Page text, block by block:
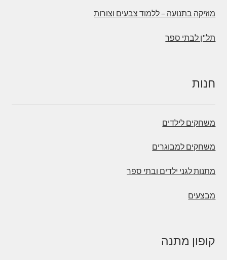
מוזיקה בתנועה – ללמוד צבעים וצורות
תל"ן לבתי ספר
חנות
משחקים לילדים
משחקים למבוגרים
מתנות לגני ילדים ובתי ספר
מבצעים
קופון מתנה